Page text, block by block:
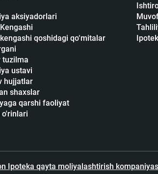
aksiyadorlari
qoshidagi qo‘mitalar
tuzilma
ustavi
hujjatlar
shaxslar
qarshi faoliyat
o'rinlari
Ipoteka qayta moliyalashtirish